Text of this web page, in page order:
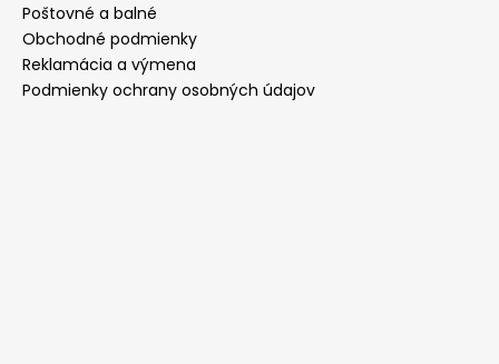
Poštovné a balné
Obchodné podmienky
Reklamácia a výmena
Podmienky ochrany osobných údajov